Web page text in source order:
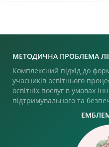
МЕТОДИЧНА ПРОБЛЕМА
Комплексний підхід до
учасників освітнього
освітніх послуг в умовах
підтримувального та